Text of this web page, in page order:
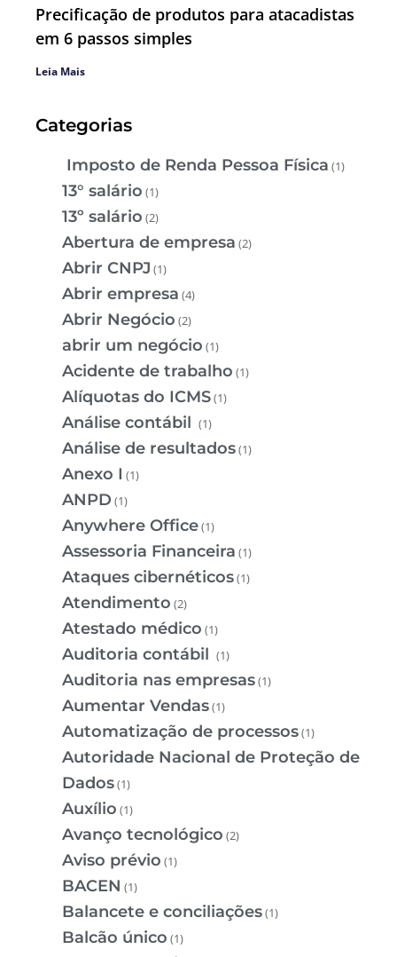
Precificação de produtos para atacadistas
em 6 passos simples
Leia Mais
Categorias
Imposto de Renda Pessoa Física (1)
13° salário (1)
13º salário (2)
Abertura de empresa (2)
Abrir CNPJ (1)
Abrir empresa (4)
Abrir Negócio (2)
abrir um negócio (1)
Acidente de trabalho (1)
Alíquotas do ICMS(1)
Análise contábil (1)
Análise de resultados(1)
Anexo I (1)
ANPD (1)
Anywhere Office(1)
Assessoria Financeira (1)
Ataques cibernéticos(1)
Atendimento (2)
Atestado médico (1)
Auditoria contábil (1)
Auditoria nas empresas(1)
Aumentar Vendas(1)
Automatização de processos(1)
Autoridade Nacional de Proteção de
Dados(1)
Auxílio (1)
Avanço tecnológico (2)
Aviso prévio (1)
BACEN (1)
Balancete e conciliações(1)
Balcão único (1)